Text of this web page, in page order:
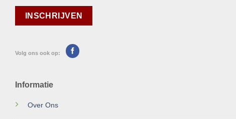
Volg ons ook op:
Informatie
Over Ons